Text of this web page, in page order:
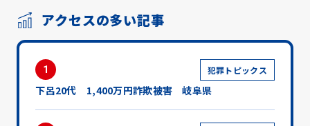
アクセスの多い記事
1 犯罪トピックス
下呂20代 1,400万円詐欺被害 岐阜県